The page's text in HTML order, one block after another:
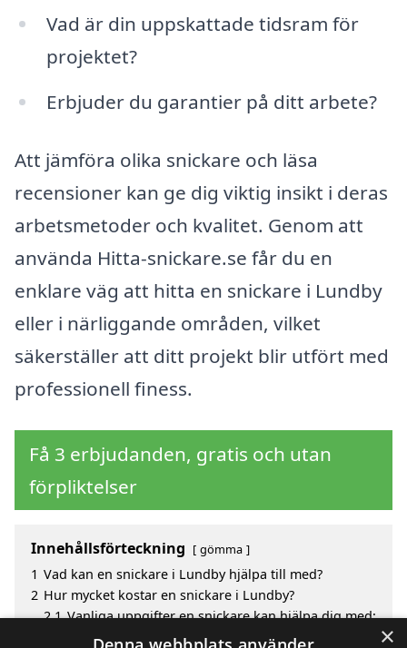
Vad är din uppskattade tidsram för
projektet?
Erbjuder du garantier på ditt arbete?
Att jämföra olika snickare och läsa
recensioner kan ge dig viktig insikt i deras
arbetsmetoder och kvalitet. Genom att
använda Hitta-snickare.se får du en
enklare väg att hitta en snickare i Lundby
eller i närliggande områden, vilket
säkerställer att ditt projekt blir utfört med
professionell finess.
Få 3 erbjudanden, gratis och utan
förpliktelser
Innehållsförteckning gömma
1 Vad kan en snickare i Lundby hjälpa till med?
2 Hur mycket kostar en snickare i Lundby?
2.1 Vanliga uppgifter en snickare kan hjälpa dig med:
Fördelar med att välja snickare i Lundby ×